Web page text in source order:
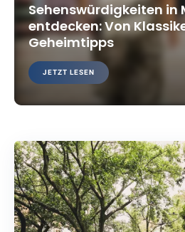
Sehenswürdigkeiten in
entdecken: Von
Geheimtipps
JETZT LESEN